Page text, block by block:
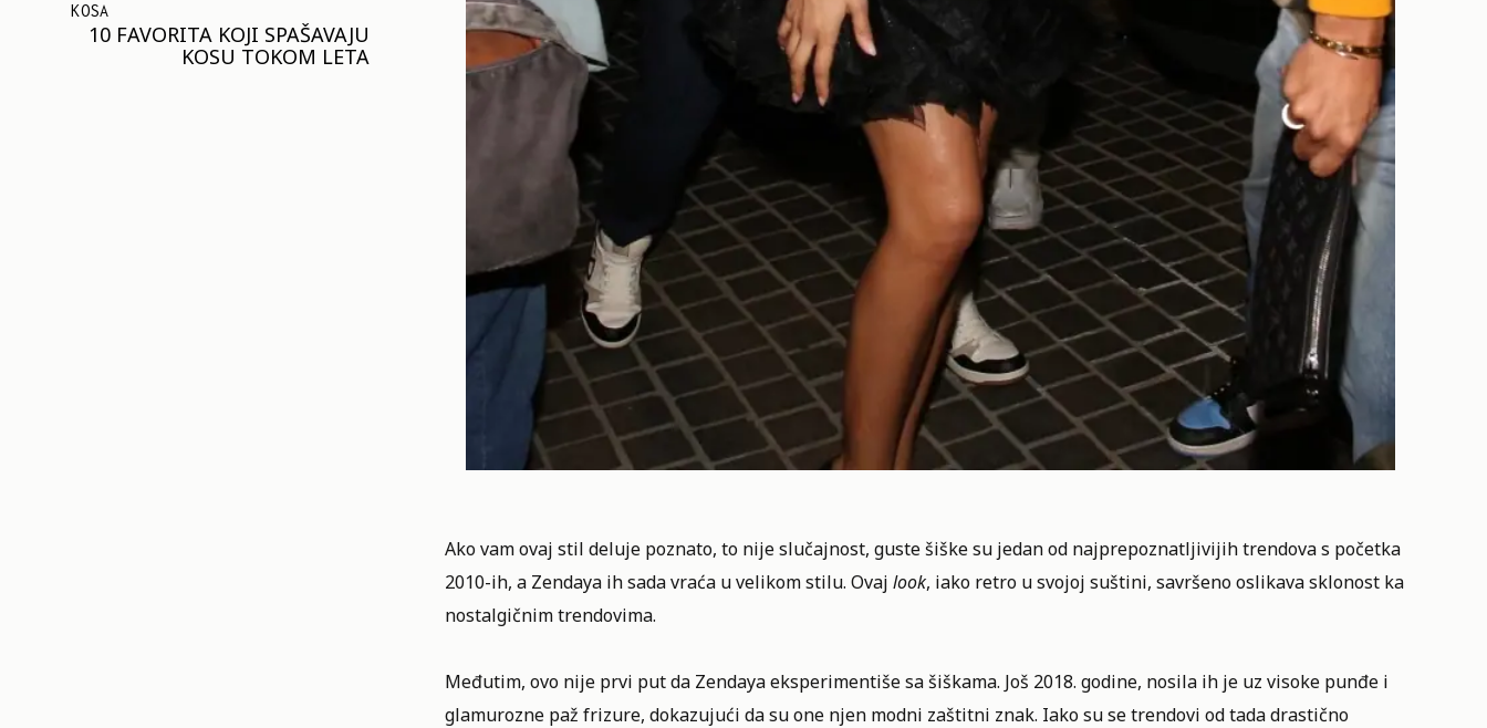
KOSA
10 FAVORITA KOJI SPAŠAVAJU
KOSU TOKOM LETA
Ako vam ovaj stil deluje poznato, to nije slučajnost, guste šiške su jedan od najprepoznatljivijih trendova s početka
2010-ih, a Zendaya ih sada vraća u velikom stilu. Ovaj look, iako retro u svojoj suštini, savršeno oslikava sklonost ka
nostalgičnim trendovima.
Međutim, ovo nije prvi put da Zendaya eksperimentiše sa šiškama. Još 2018. godine, nosila ih je uz visoke punđe i
glamurozne paž frizure, dokazujući da su one njen modni zaštitni znak. Iako su se trendovi od tada drastično